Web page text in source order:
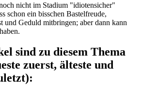
nicht im Stadium "idiotensicher"
schon ein bisschen Bastelfreude,
und Geduld mitbringen; aber dann kann
sind zu diesem Thema
zuerst, älteste und